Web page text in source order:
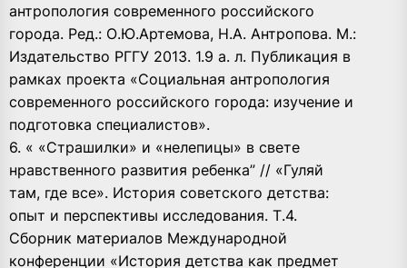
антропология современного российского
города. Ред.: О.Ю.Артемова, Н.А. Антропова. М.:
Издательство РГГУ 2013. 1.9 а. л. Публикация в
рамках проекта «Социальная антропология
современного российского города: изучение и
подготовка специалистов».
6. « «Страшилки» и «нелепицы» в свете
нравственного развития ребенка” // «Гуляй
там, где все». История советского детства:
опыт и перспективы исследования. Т.4.
Сборник материалов Международной
конференции «История детства как предмет